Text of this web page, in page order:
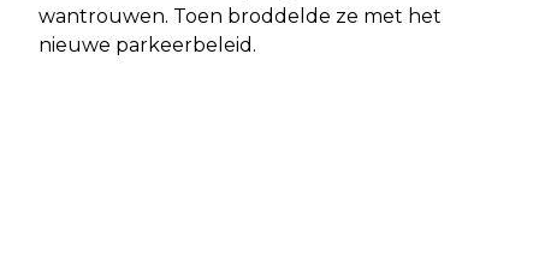
wantrouwen. Toen broddelde ze met het
nieuwe parkeerbeleid.